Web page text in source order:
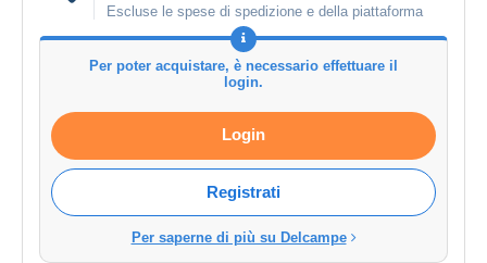
Escluse le spese di spedizione e della piattaforma
Per poter acquistare, è necessario effettuare il
login.
Login
Registrati
Per saperne di più su Delcampe